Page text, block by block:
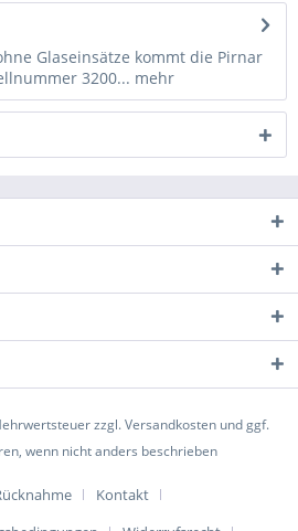
Glaseinsätze kommt die Pirnar
3200... mehr
zzgl.Versandkosten und ggf.
wenn nicht anders beschrieben
Kontakt